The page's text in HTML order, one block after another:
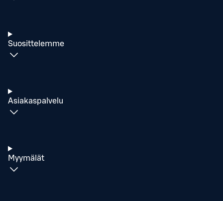
Suosittelemme
Asiakaspalvelu
Myymälät